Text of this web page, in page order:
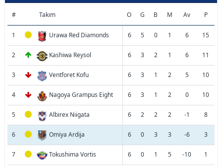
# Takım O G B M Av P
1 Urawa Red Diamonds 6 5 0 1 6 15
2 Kashiwa Reysol 6 3 2 1 6 11
3 Ventforet Kofu 6 3 1 2 5 10
4 Nagoya Grampus Eight 6 3 1 2 0 10
5 Albirex Niigata 6 2 2 2 -1 8
6 Omiya Ardija 6 0 3 3 -6 3
7 Tokushima Vortis 6 0 1 5 -10 1